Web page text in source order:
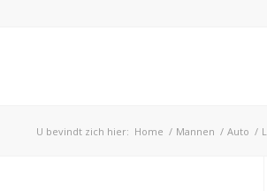
U bevindt zich hier: Home / Mannen / Auto /